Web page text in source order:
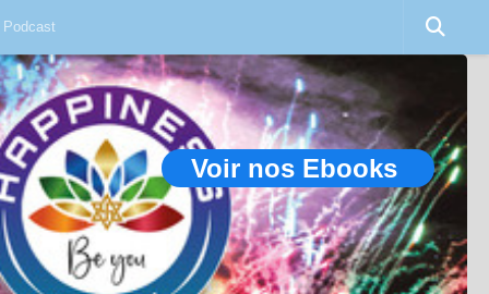
Voir nos Ebooks